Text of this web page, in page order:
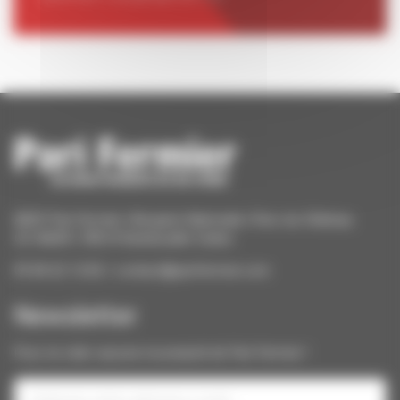
Newsletter